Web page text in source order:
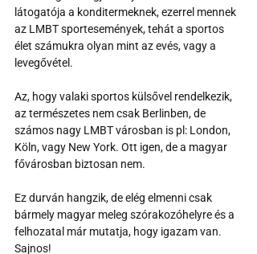
látogatója a konditermeknek, ezerrel mennek
az LMBT sportesemények, tehát a sportos
élet számukra olyan mint az evés, vagy a
levegővétel.
Az, hogy valaki sportos külsővel rendelkezik,
az természetes nem csak Berlinben, de
számos nagy LMBT városban is pl: London,
Köln, vagy New York. Ott igen, de a magyar
fővárosban biztosan nem.
Ez durván hangzik, de elég elmenni csak
bármely magyar meleg szórakozóhelyre és a
felhozatal már mutatja, hogy igazam van.
Sajnos!